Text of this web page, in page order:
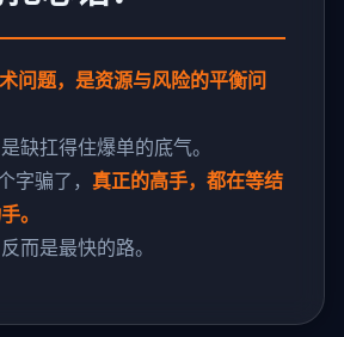
问题，是资源与风险的平衡问
缺扛得住爆单的底气。
字骗了， 真正的高手，都在等结
。
而是最快的路。